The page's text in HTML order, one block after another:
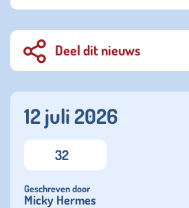
Deel dit nieuws
12 juli 2026
32
Geschreven door
Micky Hermes